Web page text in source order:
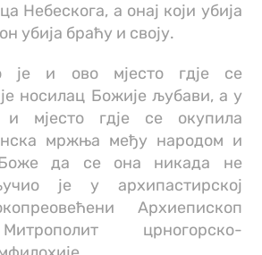
Небескога, а онај који убија
убија браћу и своју.
је и ово мјесто гдје се
носилац Божије љубави, а у
и мјесто гдје се окупила
мржња међу народом и
да се она никада не
је у архипастирској
Архиепископ
црногорско-